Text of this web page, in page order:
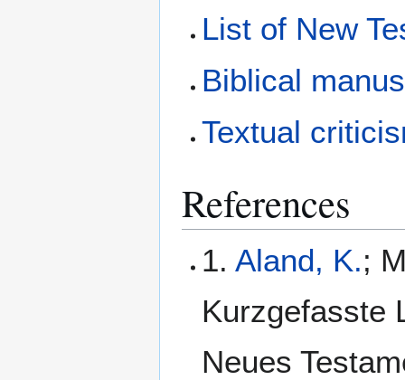
List of New
Biblical
Textual
References
1. Aland, K.;
Kurzgefasste
Neues